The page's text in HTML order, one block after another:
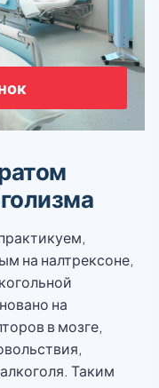
на налтрексоне,
на
в мозге,
Таким